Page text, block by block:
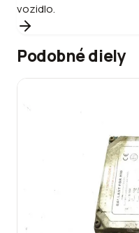
vozidlo.
Podobné diely